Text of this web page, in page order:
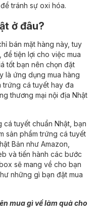
tránh sự oxi hóa.
ở đâu?
bán mặt hàng này, tuy
tiện lợi cho việc mua
tốt bạn nên chọn đặt
là ứng dụng mua hàng
trứng cá tuyết hay đa
thương mại nội địa Nhật
cá tuyết chuẩn Nhật, bạn
sản phẩm trứng cá tuyết
Bản như Amazon,
và tiến hành các bước
sẽ mang về cho bạn
những gì bạn đặt mua
mua gì về làm quà cho